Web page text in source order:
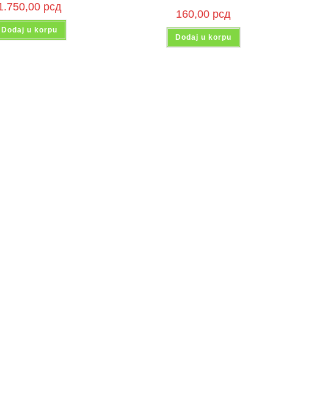
рсд
Dodaj u korpu
160,00 рсд
Dodaj u korpu